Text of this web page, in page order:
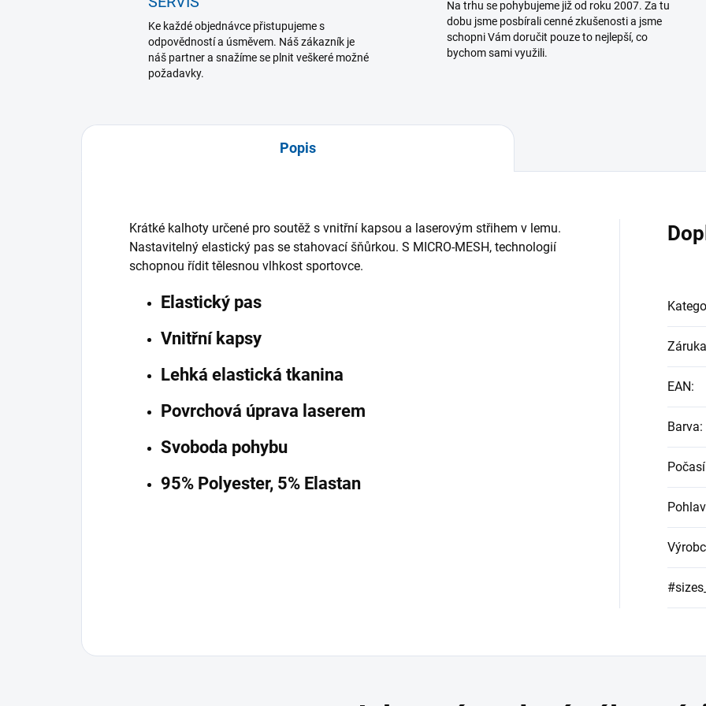
Ke každé objednávce přistupujeme s
odpovědností a úsměvem. Náš zákazník je
náš partner a snažíme se plnit veškeré možné
požadavky.
Na trhu se pohybujeme již od roku 2007. Za tu
dobu jsme posbírali cenné zkušenosti a jsme
schopni Vám doručit pouze to nejlepší, co
bychom sami využili.
Popis
Krátké kalhoty určené pro soutěž s vnitřní kapsou a laserovým střihem v lemu.
Nastavitelný elastický pas se stahovací šňůrkou. S MICRO-MESH, technologií
schopnou řídit tělesnou vlhkost sportovce.
Elastický pas
Vnitřní kapsy
Lehká elastická tkanina
Povrchová úprava laserem
Svoboda pohybu
95% Polyester, 5% Elastan
Záruka
EAN:
Barva:
Počasí